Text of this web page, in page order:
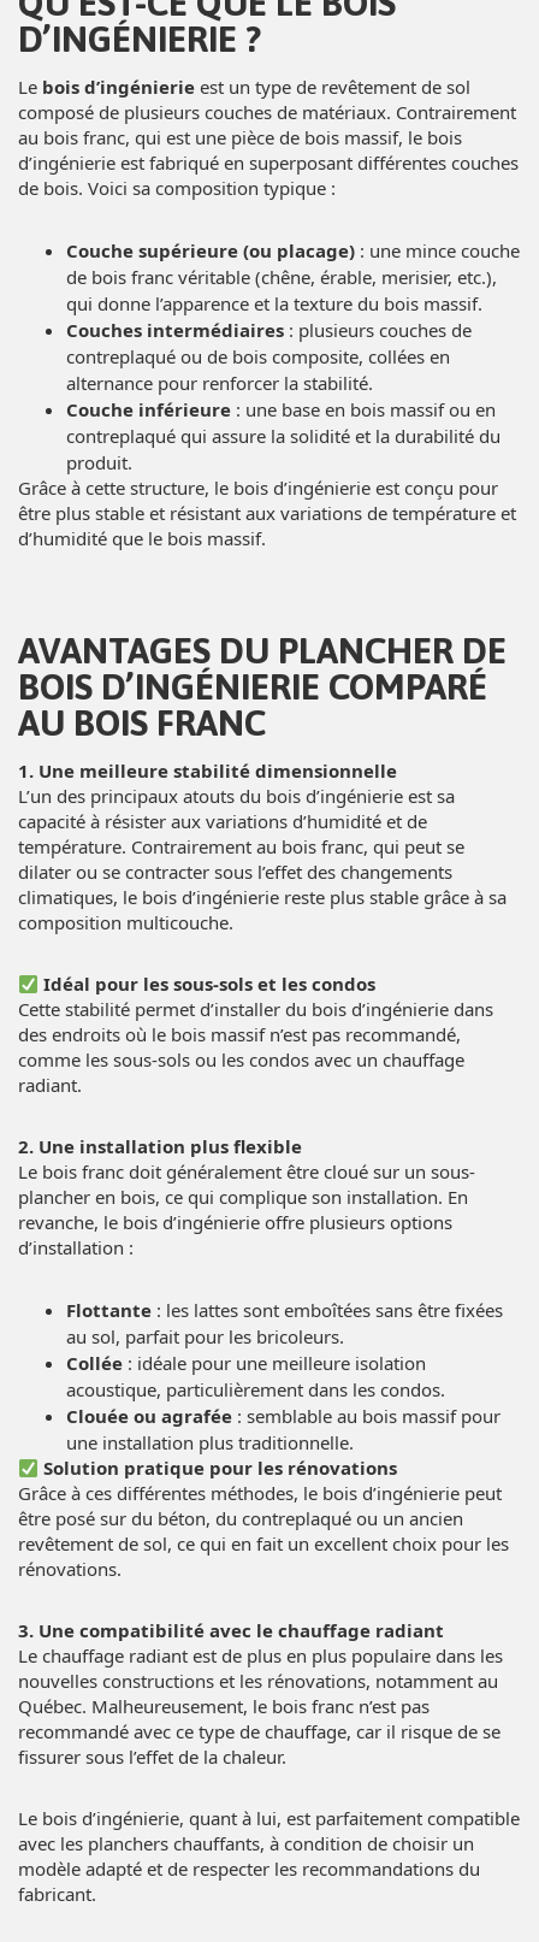
D’INGÉNIERIE ?
Le bois d’ingénierie est un type de revêtement de sol
composé de plusieurs couches de matériaux. Contrairement
au bois franc, qui est une pièce de bois massif, le bois
d’ingénierie est fabriqué en superposant différentes couches
de bois. Voici sa composition typique :
Couche supérieure (ou placage) : une mince couche
de bois franc véritable (chêne, érable, merisier, etc.),
qui donne l’apparence et la texture du bois massif.
Couches intermédiaires : plusieurs couches de
contreplaqué ou de bois composite, collées en
alternance pour renforcer la stabilité.
Couche inférieure : une base en bois massif ou en
contreplaqué qui assure la solidité et la durabilité du
produit.
Grâce à cette structure, le bois d’ingénierie est conçu pour
être plus stable et résistant aux variations de température et
d’humidité que le bois massif.
AVANTAGES DU PLANCHER DE
BOIS D’INGÉNIERIE COMPARÉ
AU BOIS FRANC
1. Une meilleure stabilité dimensionnelle
L’un des principaux atouts du bois d’ingénierie est sa
capacité à résister aux variations d’humidité et de
température. Contrairement au bois franc, qui peut se
dilater ou se contracter sous l’effet des changements
climatiques, le bois d’ingénierie reste plus stable grâce à sa
composition multicouche.
Idéal pour les sous-sols et les condos
Cette stabilité permet d’installer du bois d’ingénierie dans
des endroits où le bois massif n’est pas recommandé,
comme les sous-sols ou les condos avec un chauffage
radiant.
2. Une installation plus flexible
Le bois franc doit généralement être cloué sur un sous-
plancher en bois, ce qui complique son installation. En
revanche, le bois d’ingénierie offre plusieurs options
d’installation :
Flottante : les lattes sont emboîtées sans être fixées
au sol, parfait pour les bricoleurs.
Collée : idéale pour une meilleure isolation
acoustique, particulièrement dans les condos.
Clouée ou agrafée : semblable au bois massif pour
une installation plus traditionnelle.
Solution pratique pour les rénovations
Grâce à ces différentes méthodes, le bois d’ingénierie peut
être posé sur du béton, du contreplaqué ou un ancien
revêtement de sol, ce qui en fait un excellent choix pour les
rénovations.
3. Une compatibilité avec le chauffage radiant
Le chauffage radiant est de plus en plus populaire dans les
nouvelles constructions et les rénovations, notamment au
Québec. Malheureusement, le bois franc n’est pas
recommandé avec ce type de chauffage, car il risque de se
fissurer sous l’effet de la chaleur.
Le bois d’ingénierie, quant à lui, est parfaitement compatible
avec les planchers chauffants, à condition de choisir un
modèle adapté et de respecter les recommandations du
fabricant.